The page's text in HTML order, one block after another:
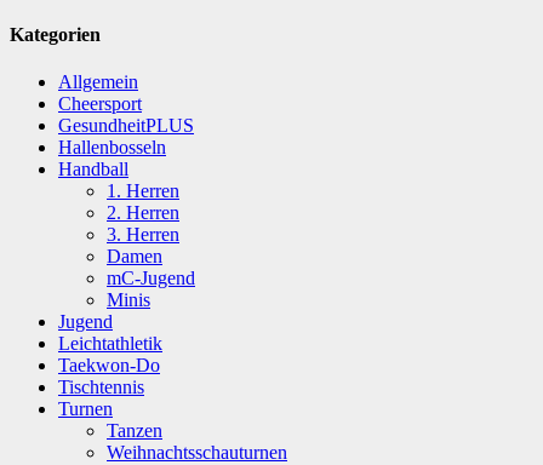
Kategorien
Allgemein
Cheersport
GesundheitPLUS
Hallenbosseln
Handball
1. Herren
2. Herren
3. Herren
Damen
mC-Jugend
Minis
Jugend
Leichtathletik
Taekwon-Do
Tischtennis
Turnen
Tanzen
Weihnachtsschauturnen